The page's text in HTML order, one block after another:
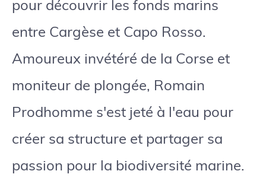
pour découvrir les fonds marins
entre Cargèse et Capo Rosso.
Amoureux invétéré de la Corse et
moniteur de plongée, Romain
Prodhomme s'est jeté à l'eau pour
créer sa structure et partager sa
passion pour la biodiversité marine.